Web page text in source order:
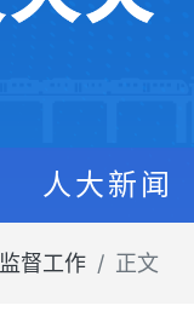
人大新闻
监督工作 正文